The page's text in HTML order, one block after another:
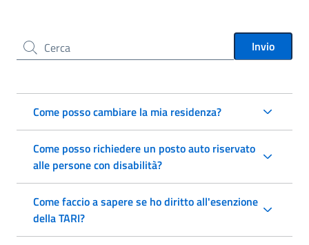
Cerca nel sito Invio
Come posso cambiare la mia residenza?
Come posso richiedere un posto auto riservato
alle persone con disabilità?
Come faccio a sapere se ho diritto all'esenzione
della TARI?